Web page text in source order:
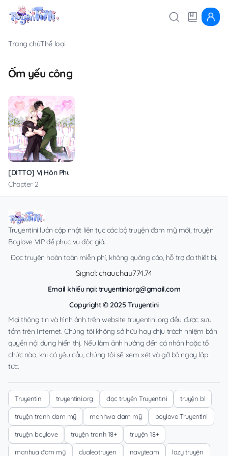
Trang chủThể loại
Ốm yếu công
[DITTO] Vị Hôn Phu Dễ Xấu Hổ Của Tôi
Chapter 2
Truyentini luôn cập nhật liên tục các bộ truyện đam mỹ mới, truyện
Boylove VIP để phục vụ độc giả.
Đọc truyện hoàn toàn miễn phí, không quảng cáo, hỗ trợ đa thiết bị.
Signal: chauchau774.74
Email khiếu nại:truyentiniorg@gmail.com
Copyright © 2025 Truyentini
Mọi thông tin và hình ảnh trên website truyentini.org đều được sưu
tầm trên Internet. Chúng tôi không sở hữu hay chịu trách nhiệm bản
quyền nội dung hiển thị. Nếu làm ảnh hưởng đến cá nhân hoặc tổ
chức nào, khi có yêu cầu, chúng tôi sẽ xem xét và gỡ bỏ ngay lập
tức.
Truyentini truyentini.org đọc truyện Truyentini truyện bl
truyện tranh đam mỹ manhwa đam mỹ boylove Truyentini
truyện boylove truyện tranh 18+ truyện 18+
manhua đam mỹ dualeotruyen navyteam lazy truyện